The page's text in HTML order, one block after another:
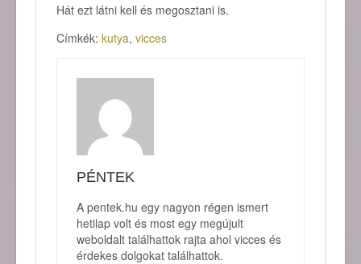
Hát ezt látni kell és megosztani is.
Címkék: kutya, vicces
PÉNTEK
A pentek.hu egy nagyon régen ismert
hetilap volt és most egy megújult
weboldalt találhattok rajta ahol vicces és
érdekes dolgokat találhattok.